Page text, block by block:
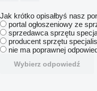
Jak krótko opisałbyś nasz
portal ogłoszeniowy ze
sprzedawca sprzętu
producent sprzętu
nie ma poprawnej
Wybierz odpowiedź